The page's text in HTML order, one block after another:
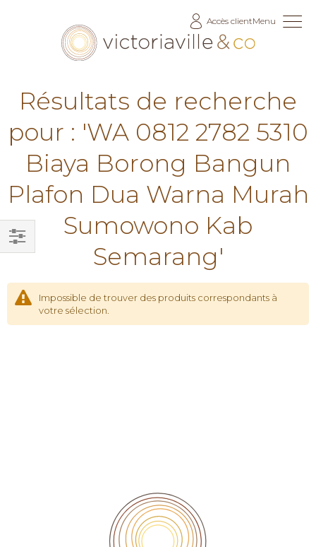
Accès clientMenu
Résultats de recherche
pour : 'WA 0812 2782 5310
Biaya Borong Bangun
Plafon Dua Warna Murah
Sumowono Kab
Semarang'
Impossible de trouver des produits correspondants à
votre sélection.
Filtrer